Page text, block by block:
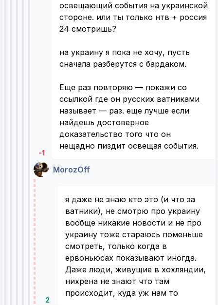
-1
освещающий события на украинской
стороне. или ты только нтв + россия
24 смотришь?
на украину я пока не хочу, пусть
сначала разберутся с бардаком.
Еще раз повторяю — покажи со
ссылкой где он русских ватниками
называет — раз. еще лучше если
найдешь достоверное
доказательство того что он
нещадно пиздит освещая события.
MorozOff
2
я даже не знаю кто это (и что за
ватники), не смотрю про украину
вообще никакие новости и не про
украину тоже стараюсь поменьше
смотреть, только когда в
ервоньюсах показывают иногда.
Даже люди, живущие в хохляндии,
нихрена не знают что там
происходит, куда уж нам то